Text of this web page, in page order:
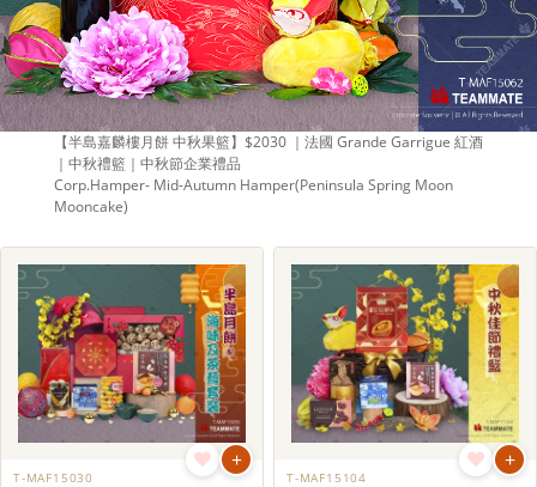
【半島嘉麟樓月餅 中秋果籃】$2030 ｜法國 Grande Garrigue 紅酒
｜中秋禮籃｜中秋節企業禮品
Corp.Hamper- Mid-Autumn Hamper(Peninsula Spring Moon
Mooncake)
+
T-MAF15030
+
T-MAF15104